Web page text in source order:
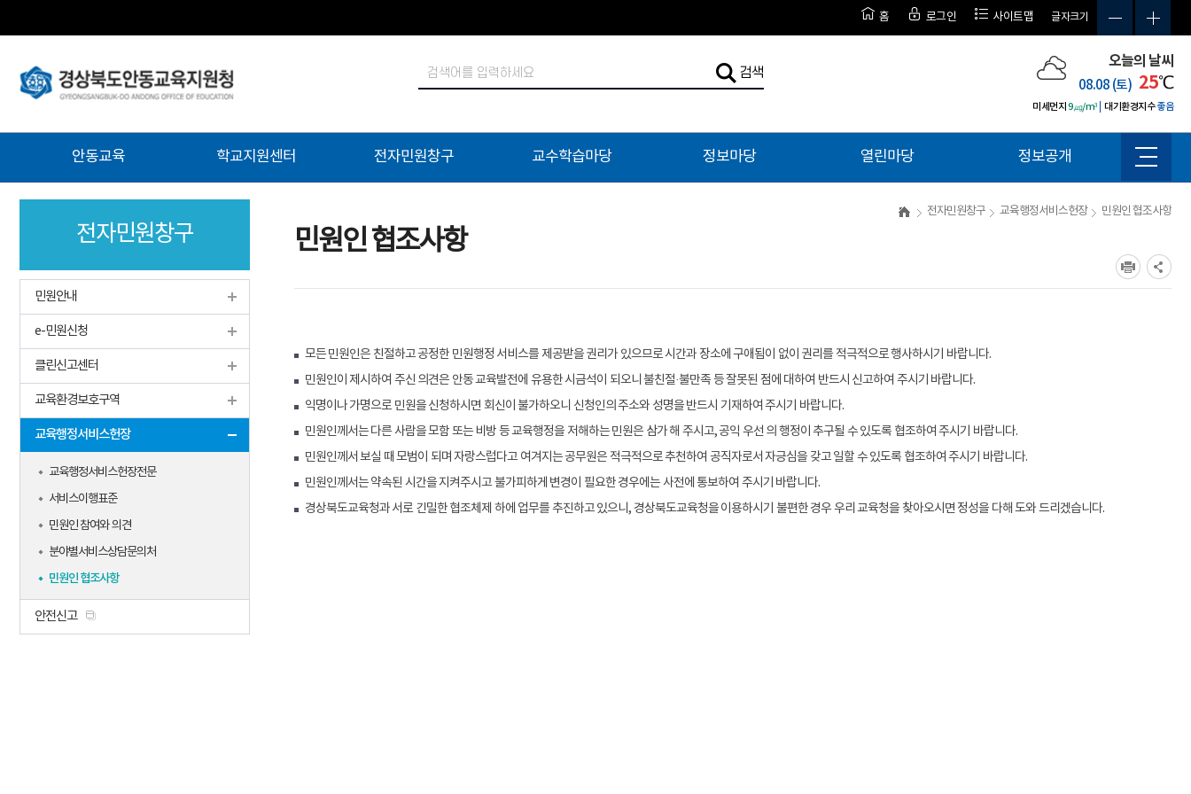
글자크기
홈 로그인 사이트맵
오늘의 날씨
08.08 (토) 25℃
미세먼지9㎍/m³ 대기환경지수좋음
검
색
입
력
검색
뉴
사
이
안동교육 학교지원센터 전자민원창구 교수학습마당 정보마당 열린마당 정보공개
전자민원창구
민원안내
e-민원신청
클린신고센터
교육환경보호구역
교육행정서비스헌장
교육행정서비스헌장전문
서비스이행표준
민원인 참여와 의견
분야별서비스상담문의처
민원인 협조사항
안전신고
전자민원창구 교육행정서비스헌장 민원인 협조사항
민원인 협조사항
모든 민원인은 친절하고 공정한 민원행정 서비스를 제공받을 권리가 있으므로 시간과 장소에 구애됨이 없이 권리를 적극적으로 행사하시기 바랍니다.
민원인이 제시하여 주신 의견은 안동 교육발전에 유용한 시금석이 되오니 불친절·불만족 등 잘못된 점에 대하여 반드시 신고하여 주시기 바랍니다.
익명이나 가명으로 민원을 신청하시면 회신이 불가하오니 신청인의 주소와 성명을 반드시 기재하여 주시기 바랍니다.
민원인께서는 다른 사람을 모함 또는 비방 등 교육행정을 저해하는 민원은 삼가 해 주시고, 공익 우선 의 행정이 추구될 수 있도록 협조하여 주시기 바랍니다.
민원인께서 보실 때 모범이 되며 자랑스럽다고 여겨지는 공무원은 적극적으로 추천하여 공직자로서 자긍심을 갖고 일할 수 있도록 협조하여 주시기 바랍니다.
민원인께서는 약속된 시간을 지켜주시고 불가피하게 변경이 필요한 경우에는 사전에 통보하여 주시기 바랍니다.
경상북도교육청과 서로 긴밀한 협조체제 하에 업무를 추진하고 있으니, 경상북도교육청을 이용하시기 불편한 경우 우리 교육청을 찾아오시면 정성을 다해 도와 드리겠습니다.